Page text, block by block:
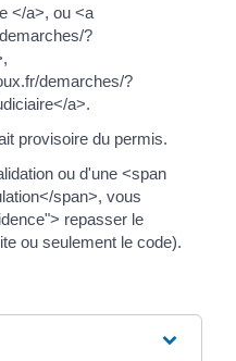
</a>, ou <a
?
demarches/?
a>.
provisoire du permis.
ou d'une <span
span>, vous
repasser le
ou seulement le code).